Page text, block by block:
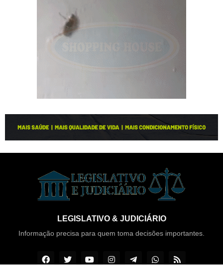
LEGISLATIVO & JUDICIÁRIO
Informação precisa para quem toma decisões importantes.